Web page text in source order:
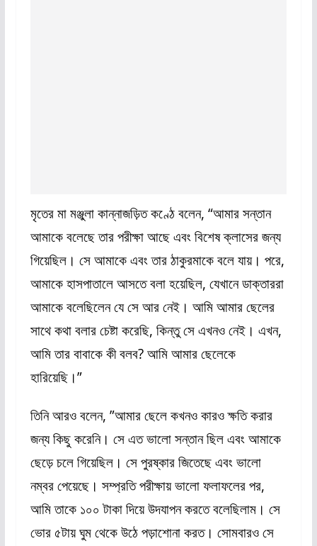
মৃতের মা মঞ্জুলা কান্নাজড়িত কণ্ঠে বলেন, “আমার সন্তান
আমাকে বলেছে তার পরীক্ষা আছে এবং বিশেষ ক্লাসের জন্য
গিয়েছিল। সে আমাকে এবং তার ঠাকুরমাকে বলে যায়। পরে,
আমাকে হাসপাতালে আসতে বলা হয়েছিল, যেখানে ডাক্তাররা
আমাকে বলেছিলেন যে সে আর নেই। আমি আমার ছেলের
সাথে কথা বলার চেষ্টা করেছি, কিন্তু সে এখনও নেই। এখন,
আমি তার বাবাকে কী বলব? আমি আমার ছেলেকে
হারিয়েছি।”
তিনি আরও বলেন, ”আমার ছেলে কখনও কারও ক্ষতি করার
জন্য কিছু করেনি। সে এত ভালো সন্তান ছিল এবং আমাকে
ছেড়ে চলে গিয়েছিল। সে পুরষ্কার জিতেছে এবং ভালো
নম্বর পেয়েছে। সম্প্রতি পরীক্ষায় ভালো ফলাফলের পর,
আমি তাকে ১০০ টাকা দিয়ে উদযাপন করতে বলেছিলাম। সে
ভোর ৫টায় ঘুম থেকে উঠে পড়াশোনা করত। সোমবারও সে